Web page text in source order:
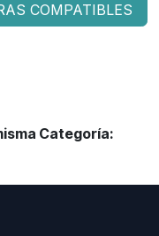
COMPATIBLES
Categoría: